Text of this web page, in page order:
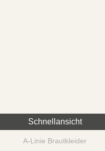
Schnellansicht
A-Linie Brautkleider